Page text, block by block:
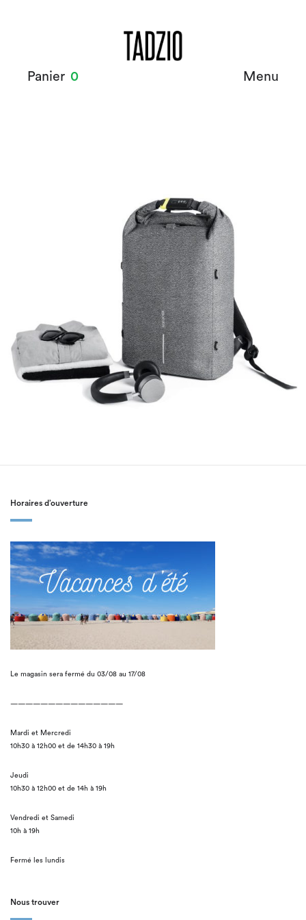
Panier 0 Menu
Horaires d’ouverture
Le magasin sera fermé du 03/08 au 17/08
———————————————
Mardi et Mercredi
10h30 à 12h00 et de 14h30 à 19h
Jeudi
10h30 à 12h00 et de 14h à 19h
Vendredi et Samedi
10h à 19h
Fermé les lundis
Nous trouver